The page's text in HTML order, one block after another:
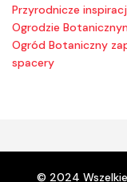
Przyrodnicze
Ogrodzie
Ogród Botaniczny
spacery
© 2024 Wszelkie